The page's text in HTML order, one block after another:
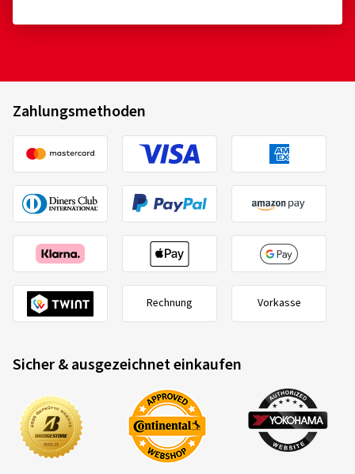
Zahlungsmethoden
Rechnung Vorkasse
Sicher & ausgezeichnet einkaufen